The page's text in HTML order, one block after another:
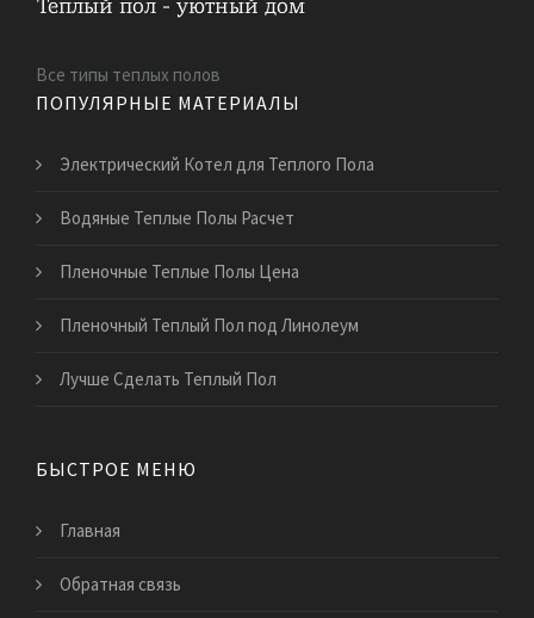
Все типы теплых полов
ПОПУЛЯРНЫЕ МАТЕРИАЛЫ
Электрический Котел для Теплого Пола
Водяные Теплые Полы Расчет
Пленочные Теплые Полы Цена
Пленочный Теплый Пол под Линолеум
Лучше Сделать Теплый Пол
БЫСТРОЕ МЕНЮ
Главная
Обратная связь